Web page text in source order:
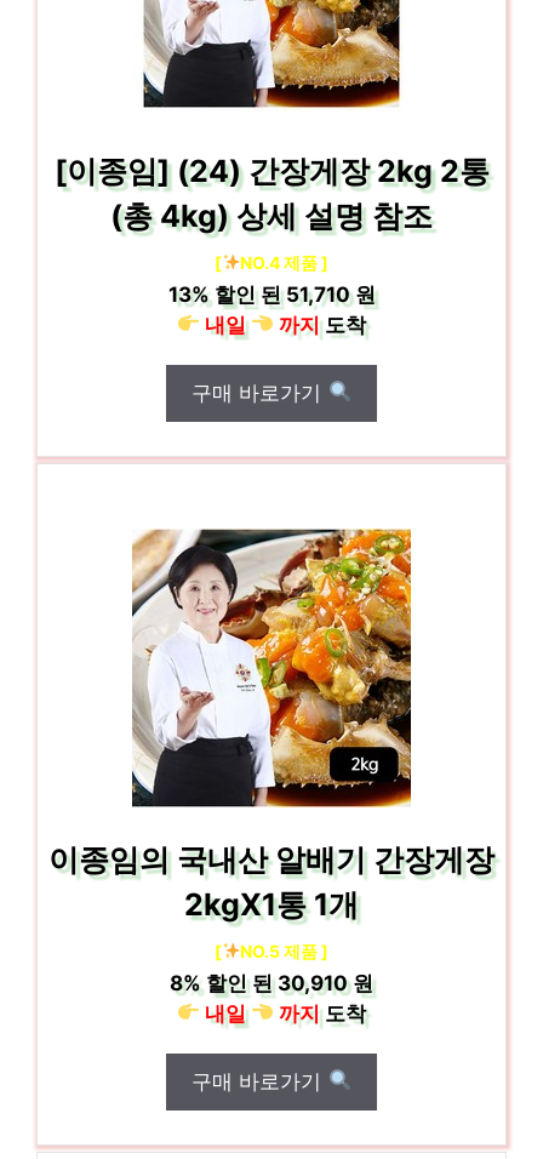
[이종임] (24) 간장게장 2kg 2통
(총 4kg) 상세 설명 참조
[ NO.4 제품 ]
13%할인 된51,710 원
내일
까지도착
구매 바로가기
이종임의 국내산 알배기 간장게장
2kgX1통 1개
[ NO.5 제품 ]
8% 할인 된30,910 원
내일
까지도착
구매 바로가기